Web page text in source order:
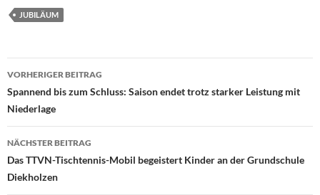
JUBILÄUM
Beitragsnavigation
VORHERIGER BEITRAG
Spannend bis zum Schluss: Saison endet trotz starker Leistung mit
Niederlage
NÄCHSTER BEITRAG
Das TTVN-Tischtennis-Mobil begeistert Kinder an der Grundschule
Diekholzen